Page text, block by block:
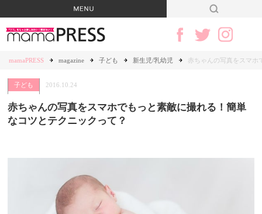
mamaPRESS magazine 子ども 新生児/乳幼児 赤ちゃんの写真をスマホ
子ども 2016.10.24
赤ちゃんの写真をスマホでもっと素敵に撮れる！簡単
なコツとテクニックって？